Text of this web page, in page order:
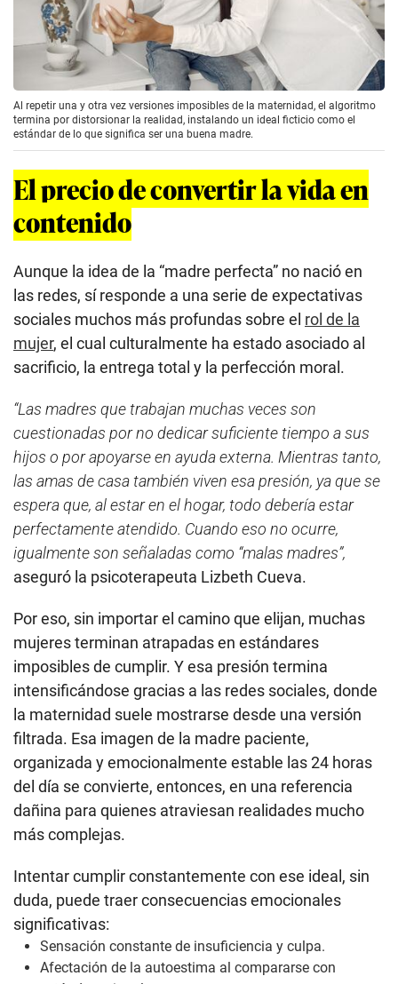
Al repetir una y otra vez versiones imposibles de la maternidad, el algoritmo
termina por distorsionar la realidad, instalando un ideal ficticio como el
estándar de lo que significa ser una buena madre.
El precio de convertir la vida en
contenido
Aunque la idea de la “madre perfecta” no nació en
las redes, sí responde a una serie de expectativas
sociales muchos más profundas sobre el rol de la
mujer, el cual culturalmente ha estado asociado al
sacrificio, la entrega total y la perfección moral.
“Las madres que trabajan muchas veces son
cuestionadas por no dedicar suficiente tiempo a sus
hijos o por apoyarse en ayuda externa. Mientras tanto,
las amas de casa también viven esa presión, ya que se
espera que, al estar en el hogar, todo debería estar
perfectamente atendido. Cuando eso no ocurre,
igualmente son señaladas como “malas madres”,
aseguró la psicoterapeuta Lizbeth Cueva.
Por eso, sin importar el camino que elijan, muchas
mujeres terminan atrapadas en estándares
imposibles de cumplir. Y esa presión termina
intensificándose gracias a las redes sociales, donde
la maternidad suele mostrarse desde una versión
filtrada. Esa imagen de la madre paciente,
organizada y emocionalmente estable las 24 horas
del día se convierte, entonces, en una referencia
dañina para quienes atraviesan realidades mucho
más complejas.
Intentar cumplir constantemente con ese ideal, sin
duda, puede traer consecuencias emocionales
significativas:
Sensación constante de insuficiencia y culpa.
Afectación de la autoestima al compararse con